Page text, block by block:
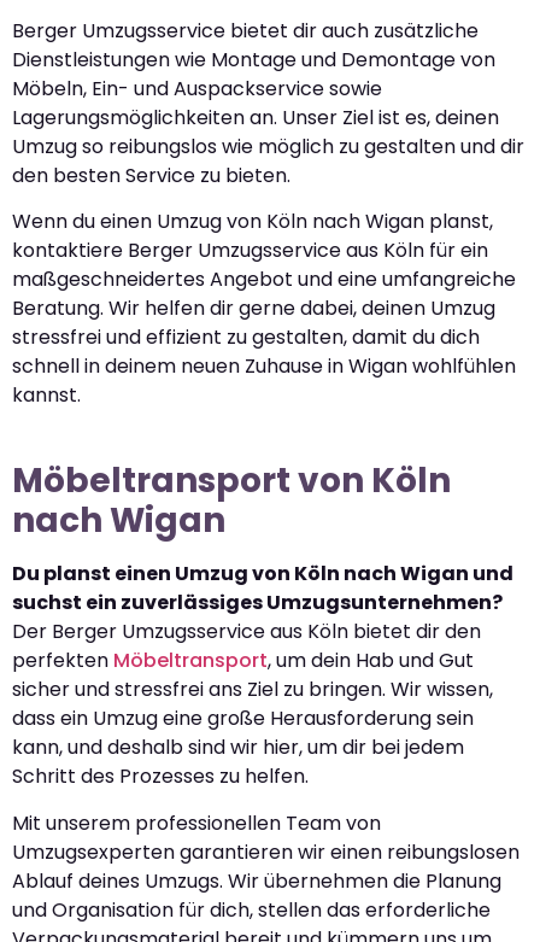
Berger Umzugsservice bietet dir auch zusätzliche
Dienstleistungen wie Montage und Demontage von
Möbeln, Ein- und Auspackservice sowie
Lagerungsmöglichkeiten an. Unser Ziel ist es, deinen
Umzug so reibungslos wie möglich zu gestalten und dir
den besten Service zu bieten.
Wenn du einen Umzug von Köln nach Wigan planst,
kontaktiere Berger Umzugsservice aus Köln für ein
maßgeschneidertes Angebot und eine umfangreiche
Beratung. Wir helfen dir gerne dabei, deinen Umzug
stressfrei und effizient zu gestalten, damit du dich
schnell in deinem neuen Zuhause in Wigan wohlfühlen
kannst.
Möbeltransport von Köln
nach Wigan
Du planst einen Umzug von Köln nach Wigan und
suchst ein zuverlässiges Umzugsunternehmen?
Der Berger Umzugsservice aus Köln bietet dir den
perfekten Möbeltransport, um dein Hab und Gut
sicher und stressfrei ans Ziel zu bringen. Wir wissen,
dass ein Umzug eine große Herausforderung sein
kann, und deshalb sind wir hier, um dir bei jedem
Schritt des Prozesses zu helfen.
Mit unserem professionellen Team von
Umzugsexperten garantieren wir einen reibungslosen
Ablauf deines Umzugs. Wir übernehmen die Planung
und Organisation für dich, stellen das erforderliche